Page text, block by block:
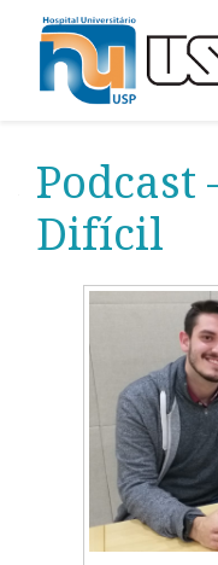
Podcast
Difícil